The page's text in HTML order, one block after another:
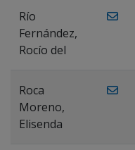
Río
Fernández,
Rocío del
Roca
Moreno,
Elisenda